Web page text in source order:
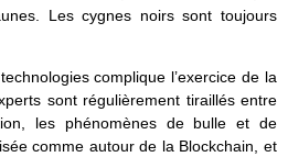
Les cygnes noirs sont toujours
complique l’exercice de la
sont régulièrement tiraillés entre
les phénomènes de bulle et de
comme autour de la Blockchain, et